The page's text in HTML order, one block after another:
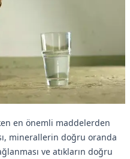
en önemli maddelerden
minerallerin doğru oranda
ve atıkların doğru